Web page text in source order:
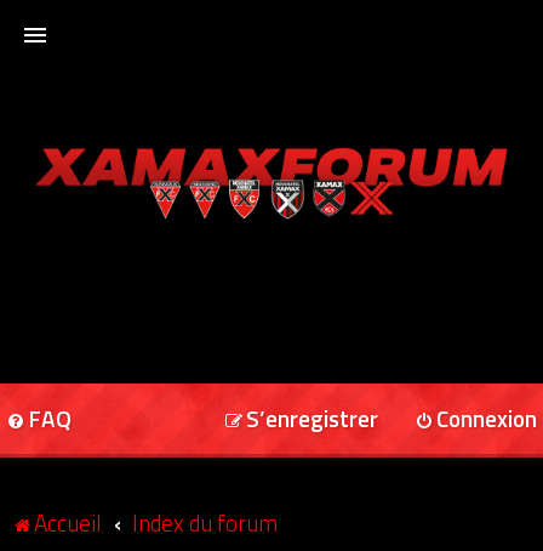
XAMAXFORUM
FAQ Connexion
S’enregistrer
Accueil Index du forum